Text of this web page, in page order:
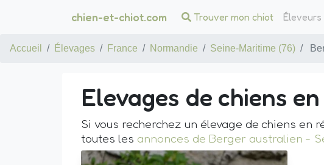
chien-et-chiot.com Trouver mon chiot Éleveurs
Accueil Élevages France Normandie Seine-Maritime (76)
Elevages de chiens
Si vous recherchez un élevage de chiens en
toutes les annonces de Berger australien -